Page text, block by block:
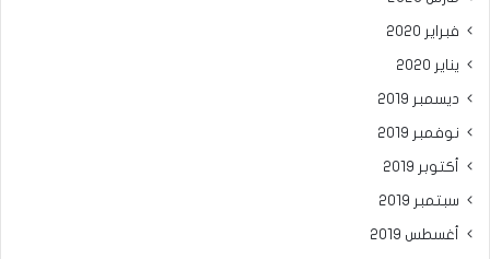
فبراير 2020
يناير 2020
ديسمبر 2019
نوفمبر 2019
أكتوبر 2019
سبتمبر 2019
أغسطس 2019